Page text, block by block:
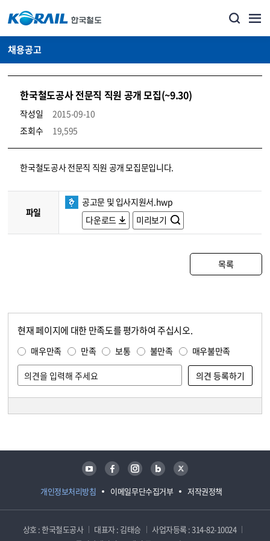
채용공고
한국철도공사 전문직 직원 공개 모집(~9.30)
작성일
2015-09-10
조회수
19,595
코레일소개_경영공시_채용공고 상세보기 – 내용, 파일, 담당자 연락처로 구성
한국철도공사 전문직 직원 공개 모집문입니다.
파일
공고문 및 입사지원서.hwp
다운로드
미리보기
목록
현재 페이지에 대한 만족도를 평가하여 주십시오.
매우만족 만족 보통 불만족 매우불만족
개인정보처리방침 이메일무단수집거부 저작권정책
유튜브 페이스북 인스타그램 블로그 트위터
상호 : 한국철도공사 대표자 : 김태승
사업자등록 : 314-82-10024